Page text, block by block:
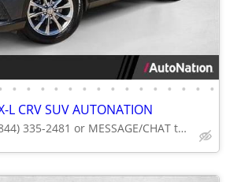
• • • • • • • • • • • • • • •
L CRV SUV AUTONATION
Call (844) 335-2481 or MESSAGE/CHAT to confirm availability